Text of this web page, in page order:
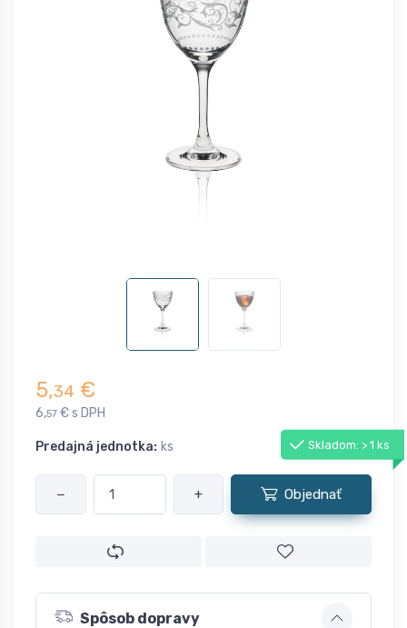
5,34 €
6,57 € s DPH
Predajná jednotka: ks Skladom: > 1 ks
− + Objednať
Spôsob dopravy